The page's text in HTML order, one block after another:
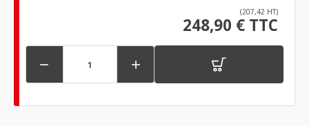
(207,42 HT)
248,90 € TTC
 